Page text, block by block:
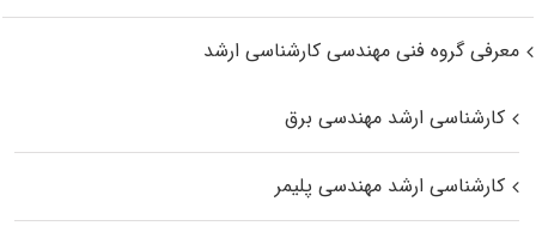
معرفی گروه فنی مهندسی کارشناسی ارشد
کارشناسی ارشد مهندسی برق
کارشناسی ارشد مهندسی پلیمر